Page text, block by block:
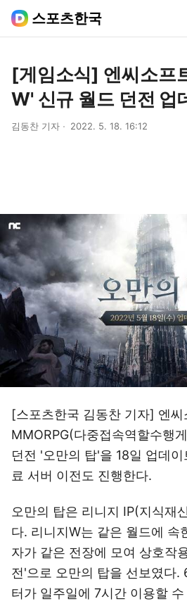
스포츠한국
[게임소식] 엔씨소프
W' 신규 월드 던전 업
김동찬 기자 2022. 5. 18. 16:12
[스포츠한국 김동찬 기자] 엔
MMORPG(다중접속역할수행
던전 '오만의 탑'을 18일 업데
료 서버 이전도 진행한다.
오만의 탑은 리니지 IP(지식재
다. 리니지W는 같은 월드에 속
자가 같은 전장에 모여 상호작
전'으로 오만의 탑을 선보였다.
터가 일주일에 7시간 이용할 수